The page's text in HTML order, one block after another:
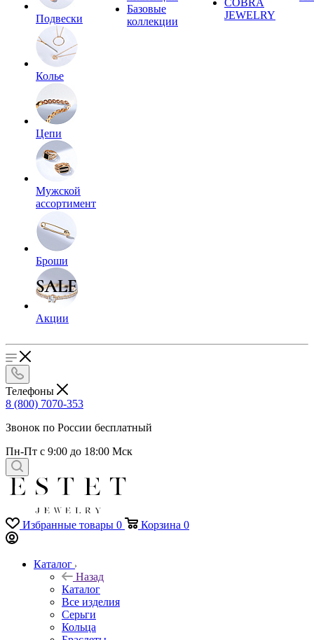
Подвески
Колье
Цепи
Мужской
ассортимент
Броши
Акции
Базовые
коллекции
COBRA
JEWELRY
Телефоны
8 (800) 7070-353
Звонок по России бесплатный
Пн-Пт с 9:00 до 18:00 Мск
Избранные товары 0 Корзина 0
Каталог
Назад
Каталог
Все изделия
Серьги
Кольца